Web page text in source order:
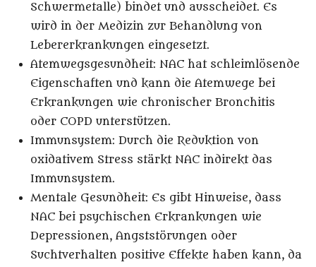
Schwermetalle) bindet und ausscheidet. Es
wird in der Medizin zur Behandlung von
Lebererkrankungen eingesetzt.
Atemwegsgesundheit: NAC hat schleimlösende
Eigenschaften und kann die Atemwege bei
Erkrankungen wie chronischer Bronchitis
oder COPD unterstützen.
Immunsystem: Durch die Reduktion von
oxidativem Stress stärkt NAC indirekt das
Immunsystem.
Mentale Gesundheit: Es gibt Hinweise, dass
NAC bei psychischen Erkrankungen wie
Depressionen, Angststörungen oder
Suchtverhalten positive Effekte haben kann, da